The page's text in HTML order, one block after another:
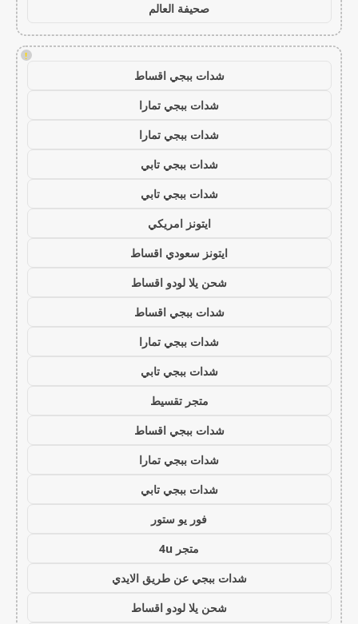
صحيفة العالم
!
شدات ببجي اقساط
شدات ببجي تمارا
شدات ببجي تمارا
شدات ببجي تابي
شدات ببجي تابي
ايتونز امريكي
ايتونز سعودي اقساط
شحن يلا لودو اقساط
شدات ببجي اقساط
شدات ببجي تمارا
شدات ببجي تابي
متجر تقسيط
شدات ببجي اقساط
شدات ببجي تمارا
شدات ببجي تابي
فور يو ستور
متجر 4u
شدات ببجي عن طريق الايدي
شحن يلا لودو اقساط